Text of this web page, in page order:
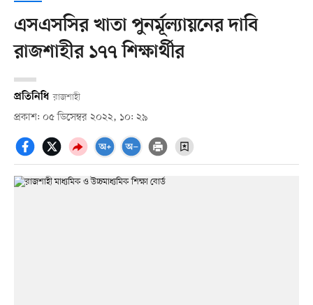
এসএসসির খাতা পুনর্মূল্যায়নের দাবি
রাজশাহীর ১৭৭ শিক্ষার্থীর
প্রতিনিধি রাজশাহী
প্রকাশ: ০৫ ডিসেম্বর ২০২২, ১০: ২৯